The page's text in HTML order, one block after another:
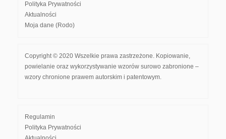
Polityka Prywatności
Aktualności
Moja dane (Rodo)
Copyright © 2020 Wszelkie prawa zastrzeżone. Kopiowanie,
powielanie oraz wykorzystywanie wzorów surowo zabronione –
wzory chronione prawem autorskim i patentowym.
Regulamin
Polityka Prywatności